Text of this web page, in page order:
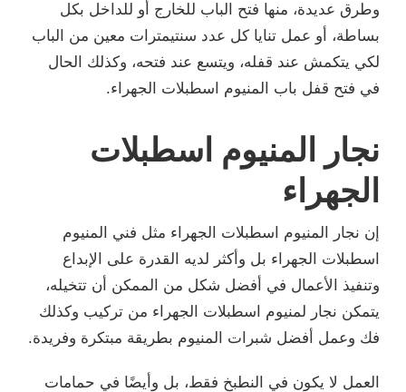
وطرق عديدة، منها فتح الباب للخارج أو للداخل بكل
بساطة، أو عمل تنايا كل عدد سنتيمترات معين من الباب
لكي يتكمش عند قفله، ويتسع عند فتحه، وكذلك الحال
في فتح قفل باب المنيوم اسطبلات الجهراء.
نجار المنيوم اسطبلات
الجهراء
إن نجار المنيوم اسطبلات الجهراء مثل فني المنيوم
اسطبلات الجهراء بل وأكثر لديه القدرة على الإبداع
وتنفيذ الأعمال في أفضل شكل من الممكن أن تتخيله،
يتمكن نجار لمنيوم اسطبلات الجهراء من تركيب وكذلك
فك وعمل أفضل شبرات المنيوم بطريقة مبتكرة وفريدة.
العمل لا يكون في النطبخ فقط، بل وأيضًا في حمامات